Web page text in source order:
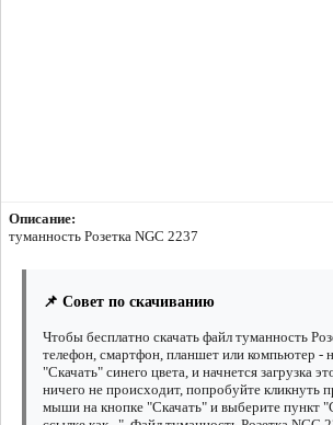
Описание:
туманность Розетка NGC 2237
📌 Совет по скачиванию
Чтобы бесплатно скачать файл туманность
телефон, смартфон, планшет или компьютер -
"Скачать" синего цвета, и начнется загрузка
ничего не происходит, попробуйте кликнуть
мыши на кнопке "Скачать" и выберите пункт